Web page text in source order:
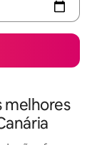
melhores